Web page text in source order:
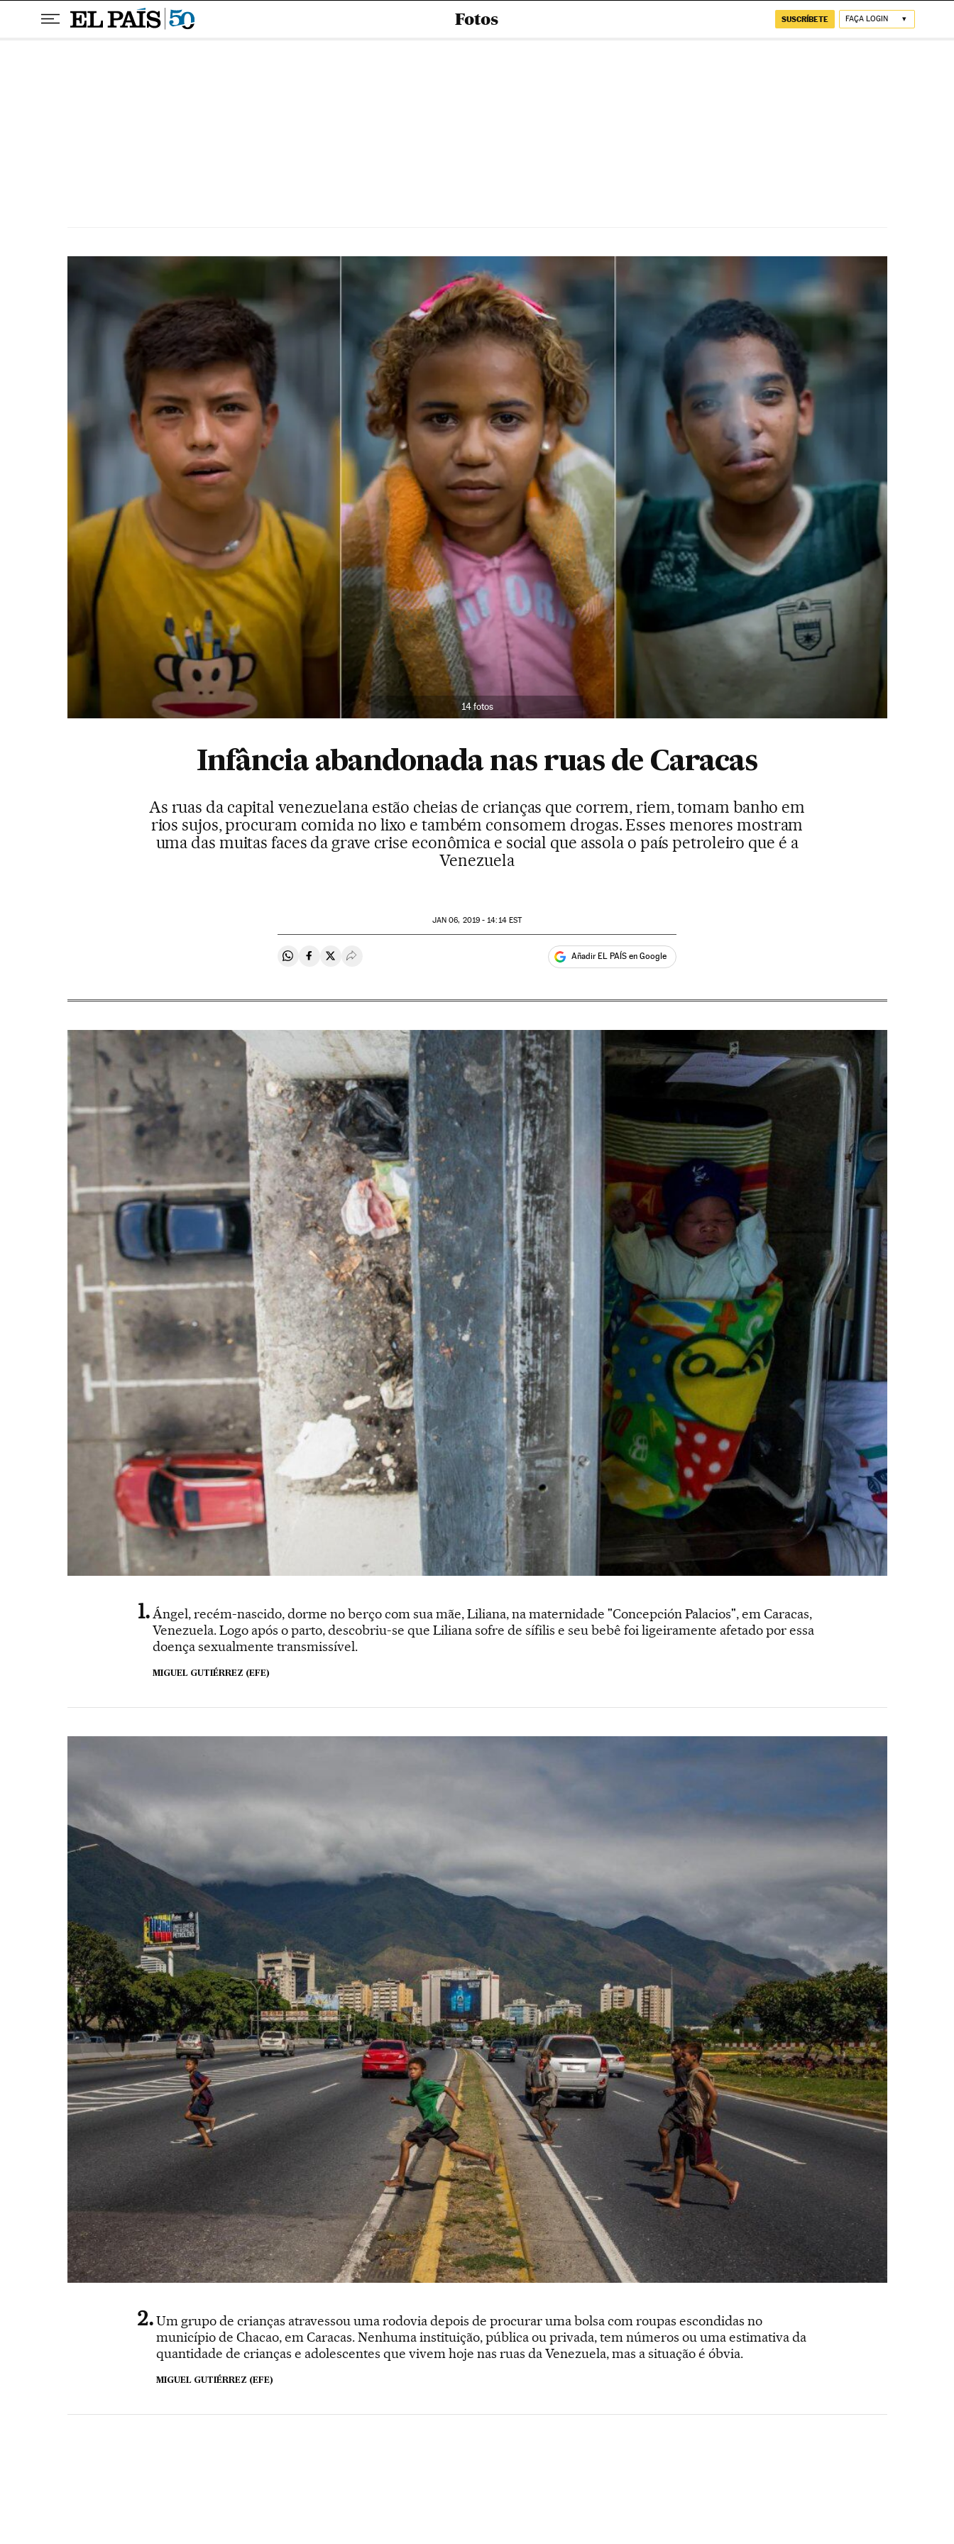
Fotos SUSCRÍBETE FAÇA LOGIN
14 fotos
Infância abandonada nas ruas de Caracas
As ruas da capital venezuelana estão cheias de crianças que correm, riem, tomam banho em
rios sujos, procuram comida no lixo e também consomem drogas. Esses menores mostram
uma das muitas faces da grave crise econômica e social que assola o país petroleiro que é a
Venezuela
JAN 06, 2019 - 14:14EST
Compartir en Whatsapp
Compartir en Facebook
Compartir en Twitter
Desplegar Redes Sociales Añadir EL PAÍS en Google
Ángel, recém-nascido, dorme no berço com sua mãe, Liliana, na maternidade "Concepción Palacios", em Caracas,
Venezuela. Logo após o parto, descobriu-se que Liliana sofre de sífilis e seu bebê foi ligeiramente afetado por essa
doença sexualmente transmissível.
MIGUEL GUTIÉRREZ (EFE)
Um grupo de crianças atravessou uma rodovia depois de procurar uma bolsa com roupas escondidas no
município de Chacao, em Caracas. Nenhuma instituição, pública ou privada, tem números ou uma estimativa da
quantidade de crianças e adolescentes que vivem hoje nas ruas da Venezuela, mas a situação é óbvia.
MIGUEL GUTIÉRREZ (EFE)